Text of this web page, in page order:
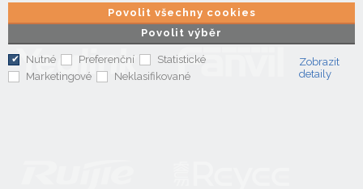
Povolit výběr
Povolit všechny cookies
Nutné Preferenční
Statistické
Marketingové
Neklasifikované
Zobrazit
detaily